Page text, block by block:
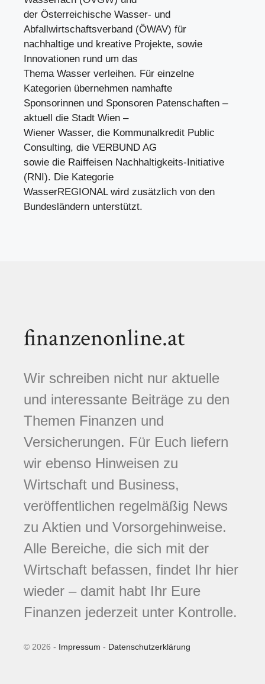
der Österreichische Wasser- und
Abfallwirtschaftsverband (ÖWAV) für
nachhaltige und kreative Projekte, sowie
Innovationen rund um das
Thema Wasser verleihen. Für einzelne
Kategorien übernehmen namhafte
Sponsorinnen und Sponsoren Patenschaften –
aktuell die Stadt Wien –
Wiener Wasser, die Kommunalkredit Public
Consulting, die VERBUND AG
sowie die Raiffeisen Nachhaltigkeits-Initiative
(RNI). Die Kategorie
WasserREGIONAL wird zusätzlich von den
Bundesländern unterstützt.
finanzenonline.at
Wir schreiben nicht nur aktuelle
und interessante Beiträge zu den
Themen Finanzen und
Versicherungen. Für Euch liefern
wir ebenso Hinweisen zu
Wirtschaft und Business,
veröffentlichen regelmäßig News
zu Aktien und Vorsorgehinweise.
Alle Bereiche, die sich mit der
Wirtschaft befassen, findet Ihr hier
wieder – damit habt Ihr Eure
Finanzen jederzeit unter Kontrolle.
© 2026 - Impressum - Datenschutzerklärung